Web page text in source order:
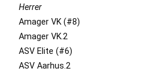
Herrer
Amager VK (#8)
Amager VK.2
ASV Elite (#6)
ASV Aarhus.2